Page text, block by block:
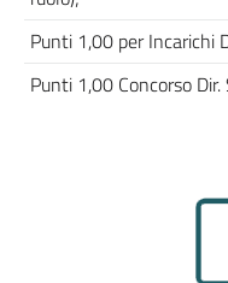
Punti 1,00 per Incarichi
Punti 1,00 Concorso Dir.